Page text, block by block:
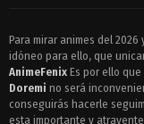
Episodio 42 - Ojamajo
Episodio 41 - Ojamajo
Episodio 40 - Ojamajo
Para mirar animes del
idóneo para ello, que
AnimeFenix Es por ello que
Doremi no será
conseguirás hacerle
esta importante y